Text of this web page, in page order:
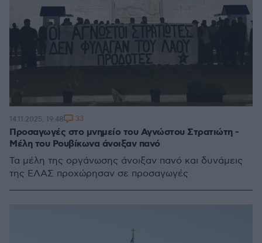
Προσαγωγές στο μνημείο του Αγνώστου Στρατιώτη -
Μέλη του Ρουβίκωνα άνοιξαν πανό
Τα μέλη της οργάνωσης άνοιξαν πανό και δυνάμεις
της ΕΛΑΣ προχώρησαν σε προσαγωγές
14.11.2025, 19:48 33